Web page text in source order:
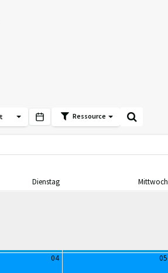
Ressource
Dienstag Mittwoch
04 05